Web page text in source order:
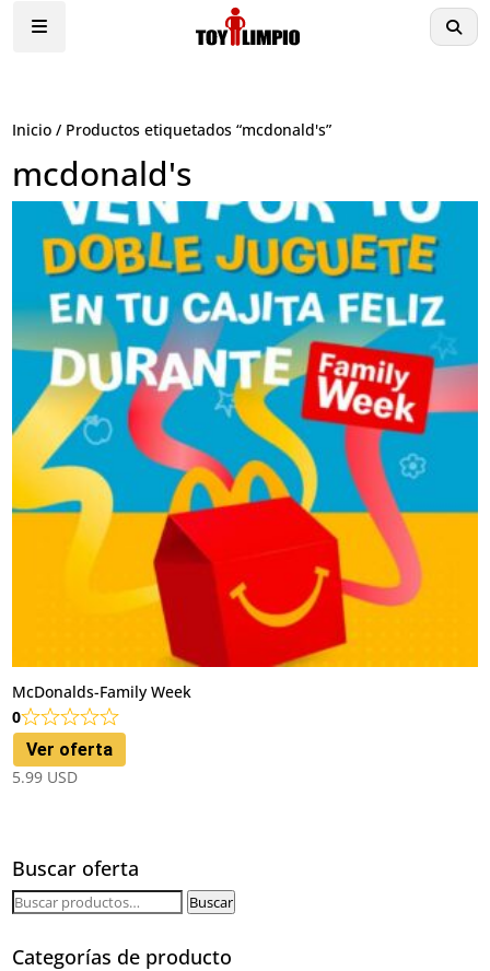
Inicio / Productos etiquetados “mcdonald's”
mcdonald's
McDonalds-Family Week
0
Ver oferta
5.99 USD
Buscar oferta
Buscar
Buscar
Categorías de producto